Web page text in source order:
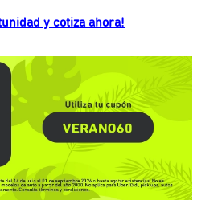
y cotiza ahora!